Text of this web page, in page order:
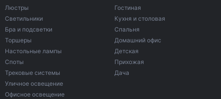
Люстры
Светильники
Бра и подсветки
Торшеры
Настольные лампы
Споты
Трековые системы
Уличное освещение
Офисное освещение
Гостиная
Кухня и столовая
Спальня
Домашний офис
Детская
Прихожая
Дача